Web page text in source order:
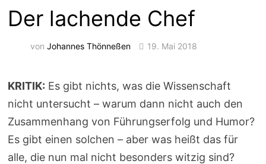
Der lachende Chef
vonJohannes Thönneßen 19. Mai 2018
KRITIK: Es gibt nichts, was die Wissenschaft
nicht untersucht – warum dann nicht auch den
Zusammenhang von Führungserfolg und Humor?
Es gibt einen solchen – aber was heißt das für
alle, die nun mal nicht besonders witzig sind?